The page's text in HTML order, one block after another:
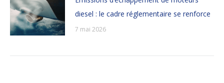
diesel : le cadre réglementaire se renforce
7 mai 2026